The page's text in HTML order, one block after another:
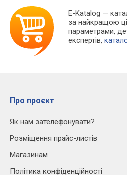
E-Katalog —
за найкращою
параметрами,
експертів,
Про проєкт
Як нам зателефонувати?
Розміщення прайс-листів
Магазинам
Політика конфіденційності